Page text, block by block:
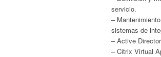
servicio.
–
sistemas de
– Active
– Citrix Virtual